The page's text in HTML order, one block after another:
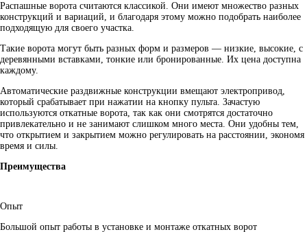
Распашные ворота считаются классикой. Они имеют множество разных
конструкций и вариаций, и благодаря этому можно подобрать наиболее
подходящую для своего участка.
Такие ворота могут быть разных форм и размеров — низкие, высокие, с
деревянными вставками, тонкие или бронированные. Их цена доступна
каждому.
Автоматические раздвижные конструкции вмещают электропривод,
который срабатывает при нажатии на кнопку пульта. Зачастую
используются откатные ворота, так как они смотрятся достаточно
привлекательно и не занимают слишком много места. Они удобны тем,
что открытием и закрытием можно регулировать на расстоянии, экономя
время и силы.
Преимущества
Опыт
Большой опыт работы в установке и монтаже откатных ворот